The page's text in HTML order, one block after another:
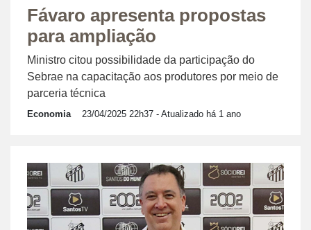
Fávaro apresenta propostas
para ampliação
Ministro citou possibilidade da participação do
Sebrae na capacitação aos produtores por meio de
parceria técnica
Economia 23/04/2025 22h37 - Atualizado há 1 ano